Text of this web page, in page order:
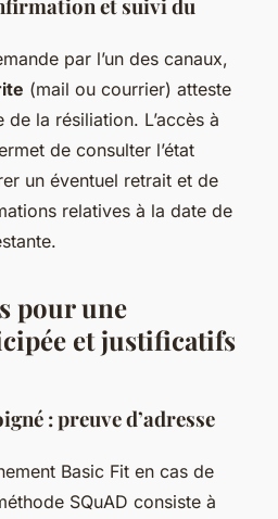
et suivi du
par l’un des canaux,
(mail ou courrier) atteste
la résiliation. L’accès à
de consulter l’état
un éventuel retrait et de
relatives à la date de
pour une
et justificatifs
: preuve d’adresse
Basic Fit en cas de
SQuAD consiste à